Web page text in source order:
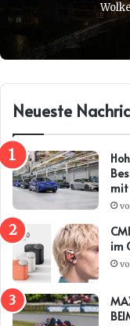
Neueste
mit
im